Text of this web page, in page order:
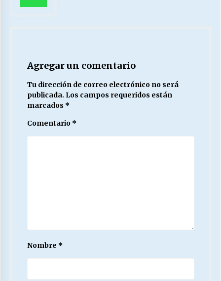
Agregar un comentario
Tu dirección de correo electrónico no será
publicada. Los campos requeridos están
marcados *
Comentario *
Nombre *